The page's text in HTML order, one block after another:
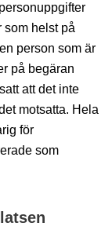
som helst på
person som är
på begäran
att det inte
motsatta. Hela
för
som